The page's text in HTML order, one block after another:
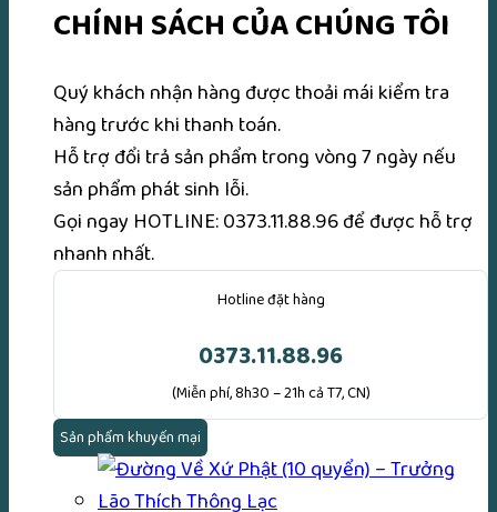
CHÍNH SÁCH CỦA CHÚNG TÔI
Quý khách nhận hàng được thoải mái kiểm tra
hàng trước khi thanh toán.
Hỗ trợ đổi trả sản phẩm trong vòng 7 ngày nếu
sản phẩm phát sinh lỗi.
Gọi ngay HOTLINE: 0373.11.88.96để được hỗ trợ
nhanh nhất.
Hotline đặt hàng
0373.11.88.96
(Miễn phí, 8h30 – 21h cả T7, CN)
Sản phẩm khuyến mại